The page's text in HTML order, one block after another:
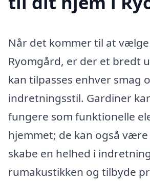
Når det kommer til at
Ryomgård, er der et bredt
kan tilpasses enhver smag
indretningsstil. Gardiner
fungere som funktionelle
hjemmet; de kan også
skabe en helhed i
rumakustikken og tilbyde